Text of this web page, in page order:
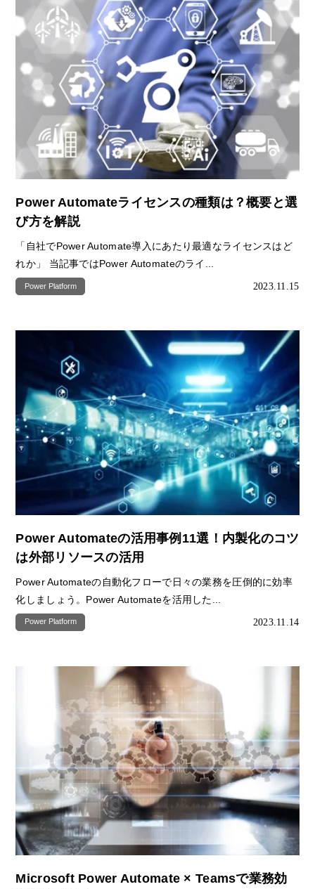
Power Automateライセンスの種類は？概要と選
び方を解説
「自社でPower Automate導入にあたり最適なライセンスはど
れか」 当記事ではPower Automateのライ...
Power Platform 2023.11.15
Power Automateの活用事例11選！内製化のコツ
は外部リソースの活用
Power Automateの自動化フローで日々の業務を圧倒的に効率
化しましょう。Power Automateを活用した...
Power Platform 2023.11.14
Microsoft Power Automate × Teamsで業務効